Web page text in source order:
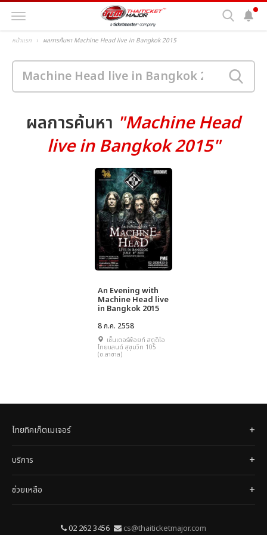
หน้าแรก ผลการค้นหา Machine Head live in Bangkok 2015
ผลการค้นหา "Machine Head
live in Bangkok 2015"
An Evening with
Machine Head live
in Bangkok 2015
8 ก.ค. 2558
เซ็นเตอร์พ้อยท์ สตูดิโอ
ไทยแลนด์ สุขุมวิท 105
(ซ.ลาซาล)
ไทยทิคเก็ตเมเจอร์
บริการ
ช่วยเหลือ
02 262 3456 cs@thaiticketmajor.com